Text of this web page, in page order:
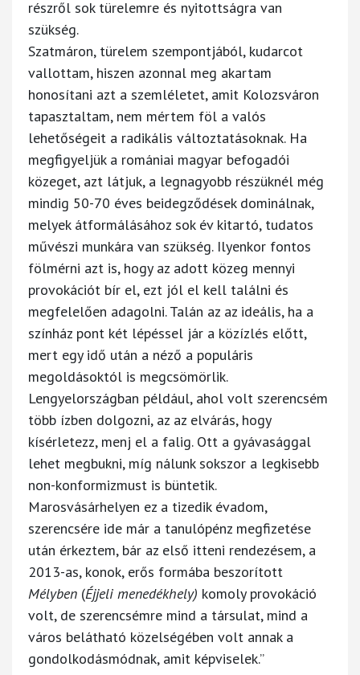
részről sok türelemre és nyitottságra van
szükség.
Szatmáron, türelem szempontjából, kudarcot
vallottam, hiszen azonnal meg akartam
honosítani azt a szemléletet, amit Kolozsváron
tapasztaltam, nem mértem föl a valós
lehetőségeit a radikális változtatásoknak. Ha
megfigyeljük a romániai magyar befogadói
közeget, azt látjuk, a legnagyobb részüknél még
mindig 50-70 éves beidegződések dominálnak,
melyek átformálásához sok év kitartó, tudatos
művészi munkára van szükség. Ilyenkor fontos
fölmérni azt is, hogy az adott közeg mennyi
provokációt bír el, ezt jól el kell találni és
megfelelően adagolni. Talán az az ideális, ha a
színház pont két lépéssel jár a közízlés előtt,
mert egy idő után a néző a populáris
megoldásoktól is megcsömörlik.
Lengyelországban például, ahol volt szerencsém
több ízben dolgozni, az az elvárás, hogy
kísérletezz, menj el a falig. Ott a gyávasággal
lehet megbukni, míg nálunk sokszor a legkisebb
non-konformizmust is büntetik.
Marosvásárhelyen ez a tizedik évadom,
szerencsére ide már a tanulópénz megfizetése
után érkeztem, bár az első itteni rendezésem, a
2013-as, konok, erős formába beszorított
Mélyben (Éjjeli menedékhely) komoly provokáció
volt, de szerencsémre mind a társulat, mind a
város belátható közelségében volt annak a
gondolkodásmódnak, amit képviselek.”